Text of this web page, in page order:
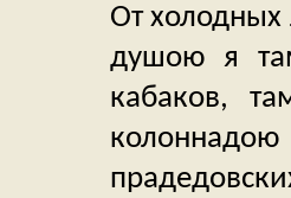
От холодных
душою я
кабаков,
колоннадою